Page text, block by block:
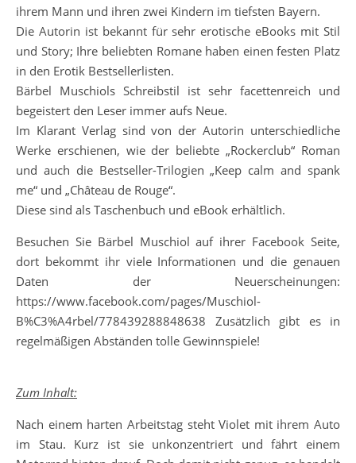
ihrem Mann und ihren zwei Kindern im tiefsten Bayern.
Die Autorin ist bekannt für sehr erotische eBooks mit Stil
und Story; Ihre beliebten Romane haben einen festen Platz
in den Erotik Bestsellerlisten.
Bärbel Muschiols Schreibstil ist sehr facettenreich und
begeistert den Leser immer aufs Neue.
Im Klarant Verlag sind von der Autorin unterschiedliche
Werke erschienen, wie der beliebte „Rockerclub“ Roman
und auch die Bestseller-Trilogien „Keep calm and spank
me“ und „Château de Rouge“.
Diese sind als Taschenbuch und eBook erhältlich.
Besuchen Sie Bärbel Muschiol auf ihrer Facebook Seite,
dort bekommt ihr viele Informationen und die genauen
Daten der Neuerscheinungen:
https://www.facebook.com/pages/Muschiol-
B%C3%A4rbel/778439288848638 Zusätzlich gibt es in
regelmäßigen Abständen tolle Gewinnspiele!
Zum Inhalt:
Nach einem harten Arbeitstag steht Violet mit ihrem Auto
im Stau. Kurz ist sie unkonzentriert und fährt einem